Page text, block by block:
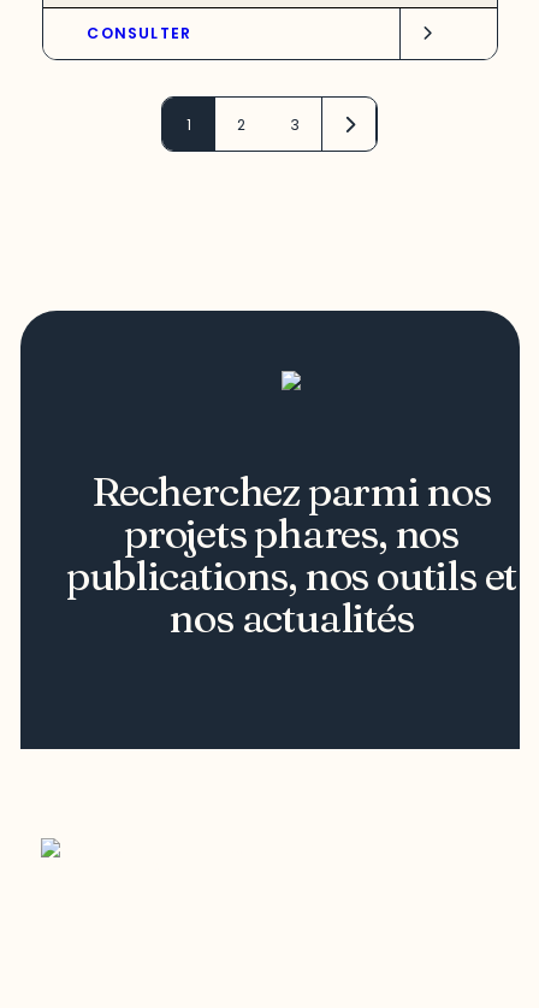
CONSULTER
1 2 3
Recherchez parmi nos
projets phares, nos
publications, nos outils et
nos actualités